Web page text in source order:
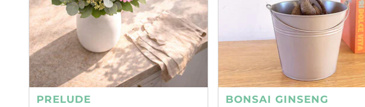
PRELUDE BONSAI GINSENG